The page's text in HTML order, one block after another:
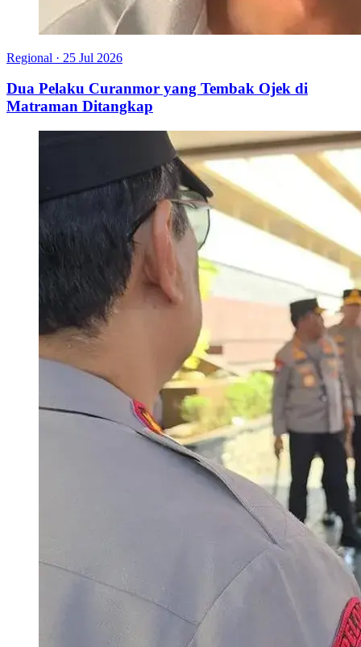
Regional · 25 Jul 2026
Dua Pelaku Curanmor yang Tembak Ojek di
Matraman Ditangkap